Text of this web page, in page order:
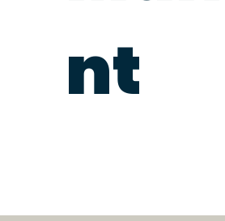
nt